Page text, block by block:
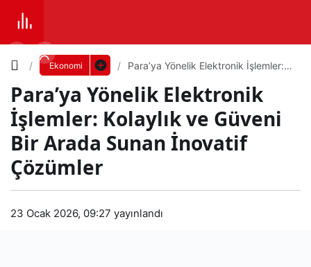
Ekonomi
Para’ya Yönelik Elektronik İşlemler:
İnovatif Çözümler
Para’ya Yönelik Elektronik
İşlemler: Kolaylık ve Güveni
Bir Arada Sunan İnovatif
Çözümler
23 Ocak 2026, 09:27 yayınlandı
Para
Yön
Yazı
Boyutunu
Ayarla
Küçük 100% Dev